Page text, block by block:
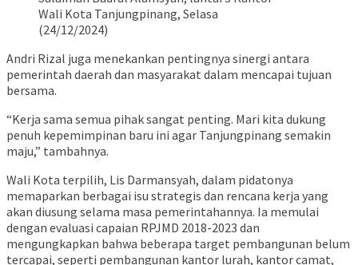
Wali Kota Tanjungpinang, Selasa
(24/12/2024)
Andri Rizal juga menekankan pentingnya sinergi antara
pemerintah daerah dan masyarakat dalam mencapai tujuan
bersama.
“Kerja sama semua pihak sangat penting. Mari kita dukung
penuh kepemimpinan baru ini agar Tanjungpinang semakin
maju,” tambahnya.
Wali Kota terpilih, Lis Darmansyah, dalam pidatonya
memaparkan berbagai isu strategis dan rencana kerja yang
akan diusung selama masa pemerintahannya. Ia memulai
dengan evaluasi capaian RPJMD 2018-2023 dan
mengungkapkan bahwa beberapa target pembangunan belum
tercapai, seperti pembangunan kantor lurah, kantor camat,